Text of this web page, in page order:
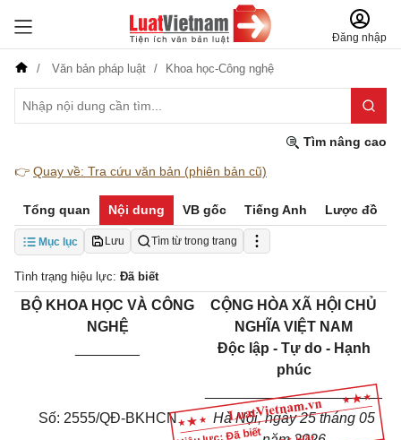
Đăng nhập
Văn bản pháp luật Khoa học-Công nghệ
Tìm nâng cao
👉 Quay về: Tra cứu văn bản (phiên bản cũ)
Tổng quan Nội dung VB gốc Tiếng Anh Lược đồ
Mục lục Lưu Tìm từ trong trang
Tình trạng hiệu lực: Đã biết
BỘ KHOA HỌC VÀ CÔNG
NGHỆ
CỘNG HÒA XÃ HỘI CHỦ
NGHĨA VIỆT NAM
Độc lập - Tự do - Hạnh
phúc
______________________
Số: 2555/QĐ-BKHCN
Hà Nội, ngày 25 tháng 05